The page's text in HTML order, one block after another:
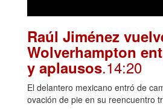
Raúl Jiménez
Wolverhampton
y aplausos.14:20
El delantero mexicano entró de
ovación de pie en su reencuentro